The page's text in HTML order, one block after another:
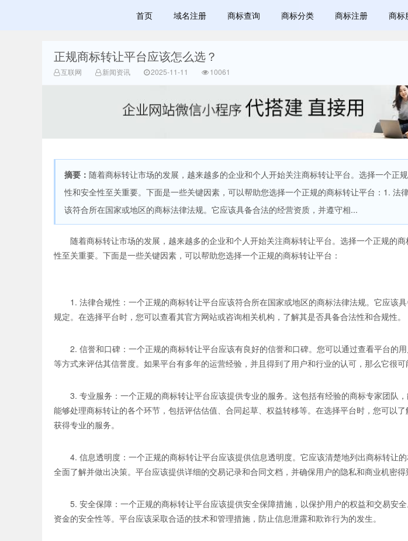
广美明度文化
首页 域名注册 商标查询 商标分类 商标注册 商标
正规商标转让平台应该怎么选？
互联网 新闻资讯 2025-11-11 10061
摘要： 随着商标转让市场的发展，越来越多的企业和个人开始关注商标转让平台。选择一个正
性和安全性至关重要。下面是一些关键因素，可以帮助您选择一个正规的商标转让平台：1. 法
该符合所在国家或地区的商标法律法规。它应该具备合法的经营资质，并遵守相...
随着商标转让市场的发展，越来越多的企业和个人开始关注商标转让平台。选择一个正规的
性至关重要。下面是一些关键因素，可以帮助您选择一个正规的商标转让平台：
1. 法律合规性：一个正规的商标转让平台应该符合所在国家或地区的商标法律法规。它应该
规定。在选择平台时，您可以查看其官方网站或咨询相关机构，了解其是否具备合法性和合规性。
2. 信誉和口碑：一个正规的商标转让平台应该有良好的信誉和口碑。您可以通过查看平台的
等方式来评估其信誉度。如果平台有多年的运营经验，并且得到了用户和行业的认可，那么它很可
3. 专业服务：一个正规的商标转让平台应该提供专业的服务。这包括有经验的商标专家团队
能够处理商标转让的各个环节，包括评估估值、合同起草、权益转移等。在选择平台时，您可以
获得专业的服务。
4. 信息透明度：一个正规的商标转让平台应该提供信息透明度。它应该清楚地列出商标转让
全面了解并做出决策。平台应该提供详细的交易记录和合同文档，并确保用户的隐私和商业机密得
5. 安全保障：一个正规的商标转让平台应该提供安全保障措施，以保护用户的权益和交易安
资金的安全性等。平台应该采取合适的技术和管理措施，防止信息泄露和欺诈行为的发生。